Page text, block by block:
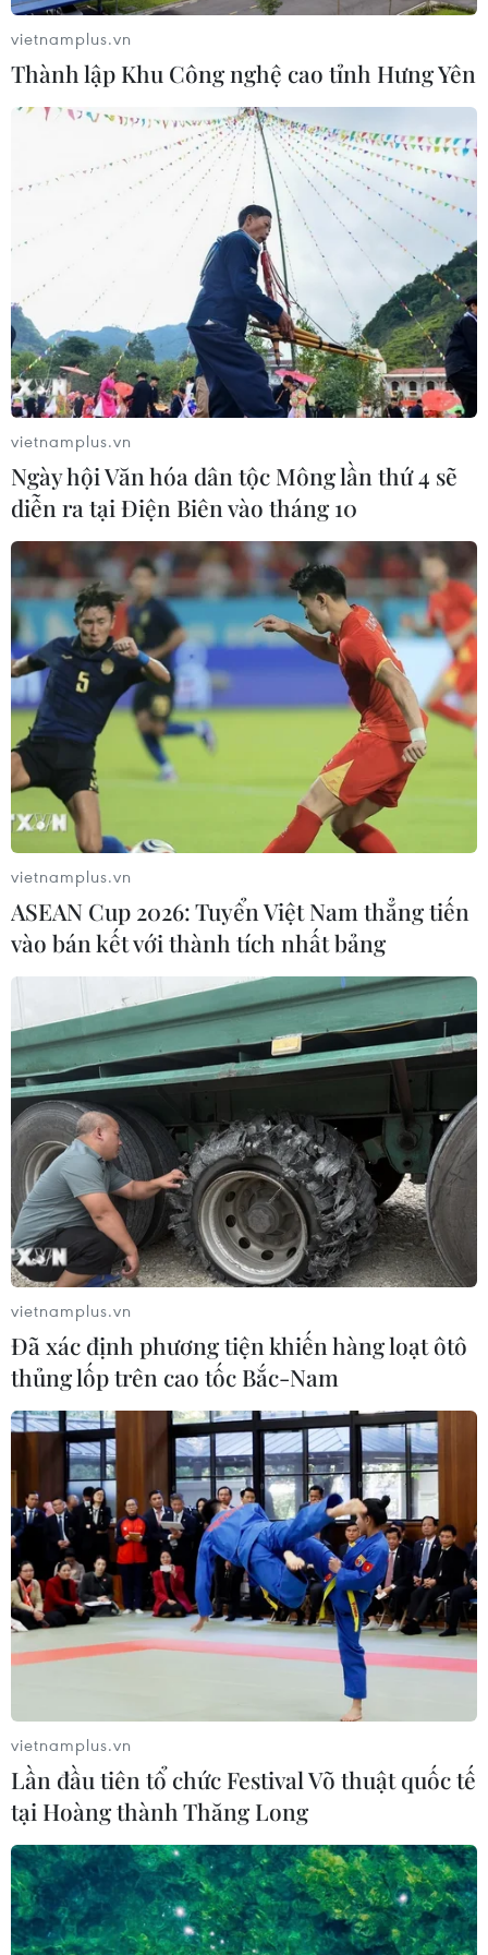
Đức chưa sẵn sàng chặn Huawei tham gia
cung cấp hạ tầng mạng 5G
20/02/2019 09:45
Người phát ngôn của Bộ Nội vụ Liên bang Đức (BMI)
cho biết việc loại trừ trực tiếp một nhà sản xuất 5G cụ
thể hiện có thể không hợp pháp và không được lên kế
Gartner: Huawei đắc lợi từ cuộc đua tăng
giá của Apple, Samsung
21/02/2019 22:18
Gartner công bố ngày 21/2 cho thấy thị phần của
Huawei trên thị trường điện thoại thông minh đã tăng
lên gần 15% trong quý 4/2018.
vietnamplus.vn
Thành lập Khu Công nghệ cao tỉnh Hưng Yên
vietnamplus.vn
Ngày hội Văn hóa dân tộc Mông lần thứ 4 sẽ
diễn ra tại Điện Biên vào tháng 10
vietnamplus.vn
ASEAN Cup 2026: Tuyển Việt Nam thẳng tiến
vào bán kết với thành tích nhất bảng
vietnamplus.vn
Đã xác định phương tiện khiến hàng loạt ôtô
thủng lốp trên cao tốc Bắc-Nam
vietnamplus.vn
Lần đầu tiên tổ chức Festival Võ thuật quốc tế
tại Hoàng thành Thăng Long